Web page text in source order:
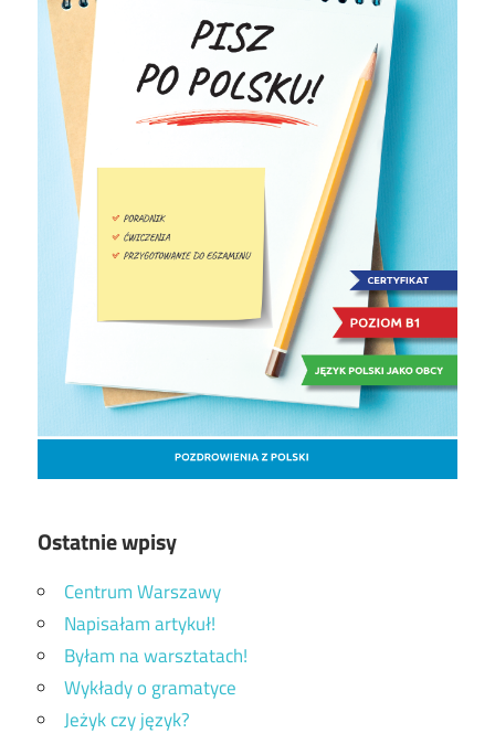
Ostatnie wpisy
Centrum Warszawy
Napisałam artykuł!
Byłam na warsztatach!
Wykłady o gramatyce
Jeżyk czy język?